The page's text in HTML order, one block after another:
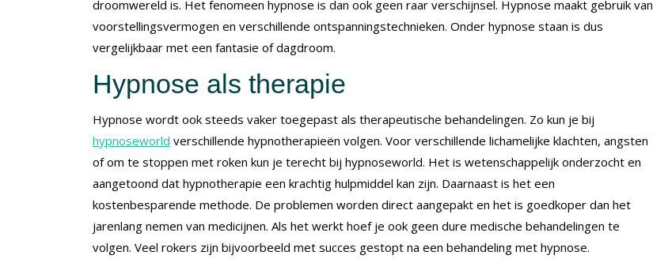
droomwereld is. Het fenomeen hypnose is dan ook geen raar verschijnsel. Hypnose maakt gebruik van
voorstellingsvermogen en verschillende ontspanningstechnieken. Onder hypnose staan is dus
vergelijkbaar met een fantasie of dagdroom.
Hypnose als therapie
Hypnose wordt ook steeds vaker toegepast als therapeutische behandelingen. Zo kun je bij
hypnoseworld verschillende hypnotherapieën volgen. Voor verschillende lichamelijke klachten, angsten
of om te stoppen met roken kun je terecht bij hypnoseworld. Het is wetenschappelijk onderzocht en
aangetoond dat hypnotherapie een krachtig hulpmiddel kan zijn. Daarnaast is het een
kostenbesparende methode. De problemen worden direct aangepakt en het is goedkoper dan het
jarenlang nemen van medicijnen. Als het werkt hoef je ook geen dure medische behandelingen te
volgen. Veel rokers zijn bijvoorbeeld met succes gestopt na een behandeling met hypnose.